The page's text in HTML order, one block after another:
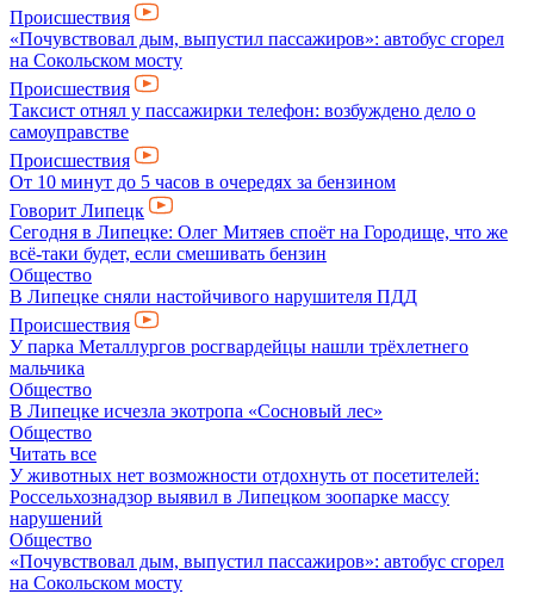
Происшествия
«Почувствовал дым, выпустил пассажиров»: автобус сгорел
на Сокольском мосту
Происшествия
Таксист отнял у пассажирки телефон: возбуждено дело о
самоуправстве
Происшествия
От 10 минут до 5 часов в очередях за бензином
Говорит Липецк
Сегодня в Липецке: Олег Митяев споёт на Городище, что же
всё-таки будет, если смешивать бензин
Общество
В Липецке сняли настойчивого нарушителя ПДД
Происшествия
У парка Металлургов росгвардейцы нашли трёхлетнего
мальчика
Общество
В Липецке исчезла экотропа «Сосновый лес»
Общество
Читать все
У животных нет возможности отдохнуть от посетителей:
Россельхознадзор выявил в Липецком зоопарке массу
нарушений
Общество
«Почувствовал дым, выпустил пассажиров»: автобус сгорел
на Сокольском мосту